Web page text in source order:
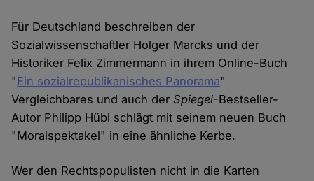
Für Deutschland beschreiben der
Sozialwissenschaftler Holger Marcks und der
Historiker Felix Zimmermann in ihrem Online-Buch
"Ein sozialrepublikanisches Panorama"
Vergleichbares und auch derSpiegel-Bestseller-
Autor Philipp Hübl schlägt mit seinem neuen Buch
"Moralspektakel" in eine ähnliche Kerbe.
Wer den Rechtspopulisten nicht in die Karten